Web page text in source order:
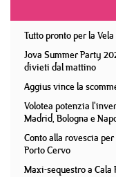
Tutto pronto per la
Jova Summer Party
divieti dal mattino
Aggius vince la
Volotea potenzia
Madrid, Bologna e
Conto alla rovescia
Porto Cervo
Maxi-sequestro a